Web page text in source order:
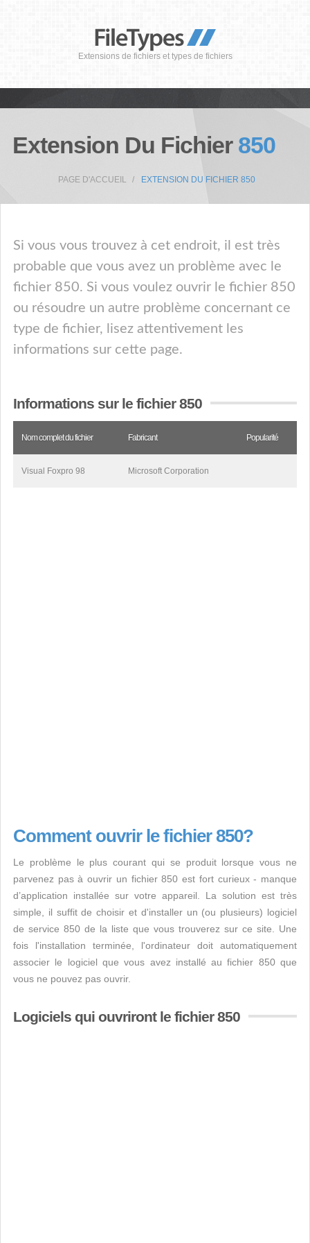
Extensions de fichiers et types de fichiers
Extension Du Fichier 850
PAGE D'ACCUEIL EXTENSION DU FICHIER 850
Si vous vous trouvez à cet endroit, il est très
probable que vous avez un problème avec le
fichier 850. Si vous voulez ouvrir le fichier 850
ou résoudre un autre problème concernant ce
type de fichier, lisez attentivement les
informations sur cette page.
Informations sur le fichier 850
Nom complet du fichier Fabricant Popularité
Visual Foxpro 98 Microsoft Corporation
Comment ouvrir le fichier 850?
Le problème le plus courant qui se produit lorsque vous ne
parvenez pas à ouvrir un fichier 850 est fort curieux - manque
d’application installée sur votre appareil. La solution est très
simple, il suffit de choisir et d'installer un (ou plusieurs) logiciel
de service 850 de la liste que vous trouverez sur ce site. Une
fois l'installation terminée, l'ordinateur doit automatiquement
associer le logiciel que vous avez installé au fichier 850 que
vous ne pouvez pas ouvrir.
Logiciels qui ouvriront le fichier 850